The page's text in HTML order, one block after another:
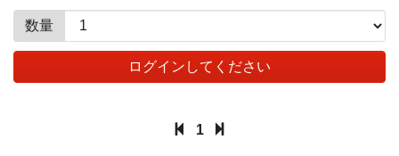
数量
ログインしてください
1